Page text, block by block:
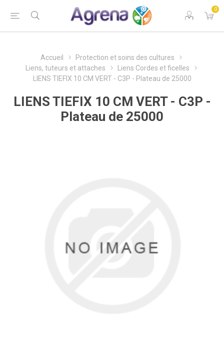
0
Accueil
Protection et soins des cultures
Liens, tuteurs et attaches
Liens Cordes et ficelles
LIENS TIEFIX 10 CM VERT - C3P - Plateau de 25000
LIENS TIEFIX 10 CM VERT - C3P -
Plateau de 25000